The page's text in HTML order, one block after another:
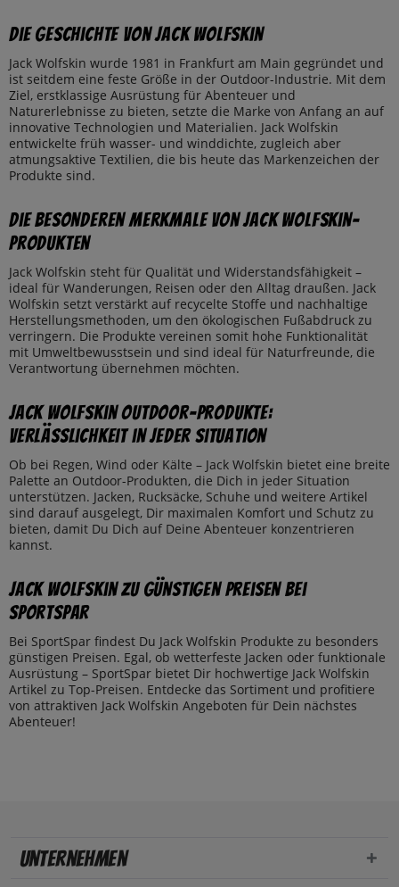
Die Geschichte von Jack Wolfskin
Jack Wolfskin wurde 1981 in Frankfurt am Main gegründet und
ist seitdem eine feste Größe in der Outdoor-Industrie. Mit dem
Ziel, erstklassige Ausrüstung für Abenteuer und
Naturerlebnisse zu bieten, setzte die Marke von Anfang an auf
innovative Technologien und Materialien. Jack Wolfskin
entwickelte früh wasser- und winddichte, zugleich aber
atmungsaktive Textilien, die bis heute das Markenzeichen der
Produkte sind.
Die besonderen Merkmale von Jack Wolfskin-
Produkten
Jack Wolfskin steht für Qualität und Widerstandsfähigkeit –
ideal für Wanderungen, Reisen oder den Alltag draußen. Jack
Wolfskin setzt verstärkt auf recycelte Stoffe und nachhaltige
Herstellungsmethoden, um den ökologischen Fußabdruck zu
verringern. Die Produkte vereinen somit hohe Funktionalität
mit Umweltbewusstsein und sind ideal für Naturfreunde, die
Verantwortung übernehmen möchten.
Jack Wolfskin Outdoor-Produkte:
Verlässlichkeit in jeder Situation
Ob bei Regen, Wind oder Kälte – Jack Wolfskin bietet eine breite
Palette an Outdoor-Produkten, die Dich in jeder Situation
unterstützen. Jacken, Rucksäcke, Schuhe und weitere Artikel
sind darauf ausgelegt, Dir maximalen Komfort und Schutz zu
bieten, damit Du Dich auf Deine Abenteuer konzentrieren
kannst.
Jack Wolfskin zu günstigen Preisen bei
SportSpar
Bei SportSpar findest Du Jack Wolfskin Produkte zu besonders
günstigen Preisen. Egal, ob wetterfeste Jacken oder funktionale
Ausrüstung – SportSpar bietet Dir hochwertige Jack Wolfskin
Artikel zu Top-Preisen. Entdecke das Sortiment und profitiere
von attraktiven Jack Wolfskin Angeboten für Dein nächstes
Abenteuer!
Unternehmen